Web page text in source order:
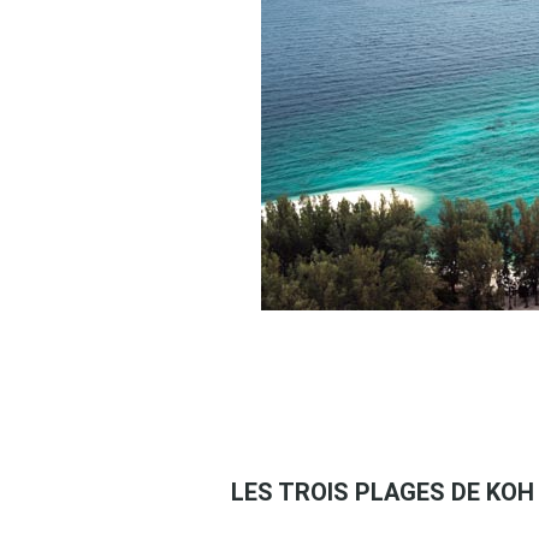
LES TROIS PLAGES DE